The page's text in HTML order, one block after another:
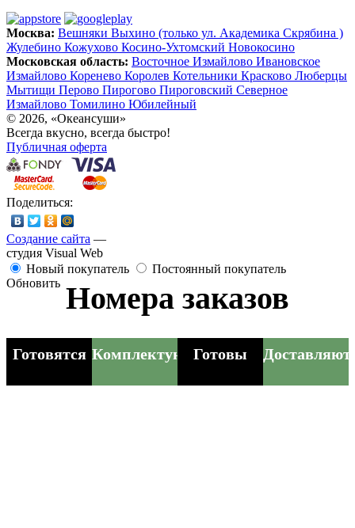
Москва: Вешняки Выхино (только ул. Академика Скрябина )
Жулебино Кожухово Косино-Ухтомский Новокосино
Московская область: Восточное Измайлово Ивановское
Измайлово Коренево Королев Котельники Красково Люберцы
Мытищи Перово Пирогово Пироговский Северное
Измайлово Томилино Юбилейный
© 2026, «Океансуши»
Всегда вкусно, всегда быстро!
Публичная оферта
Поделиться:
Создание сайта —
студия Visual Web
Новый покупатель
Постоянный покупатель
Обновить Номера заказов
Готовятся КомплектуютсяГотовы